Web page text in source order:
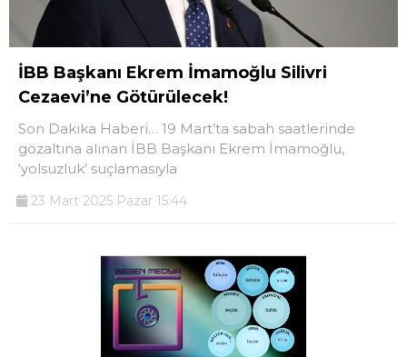
İBB Başkanı Ekrem İmamoğlu Silivri
Cezaevi’ne Götürülecek!
Son Dakika Haberi… 19 Mart’ta sabah saatlerinde
gözaltına alınan İBB Başkanı Ekrem İmamoğlu,
‘yolsuzluk’ suçlamasıyla
23 Mart 2025 Pazar 15:44